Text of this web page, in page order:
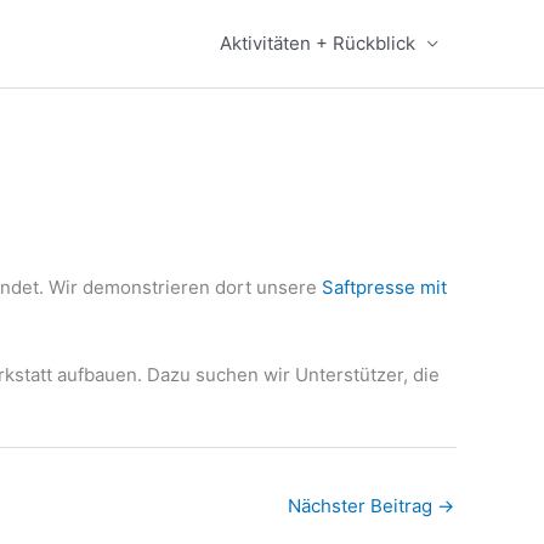
Aktivitäten + Rückblick
Wir demonstrieren dort unsere Saftpresse mit
aufbauen. Dazu suchen wir Unterstützer, die
Nächster Beitrag →